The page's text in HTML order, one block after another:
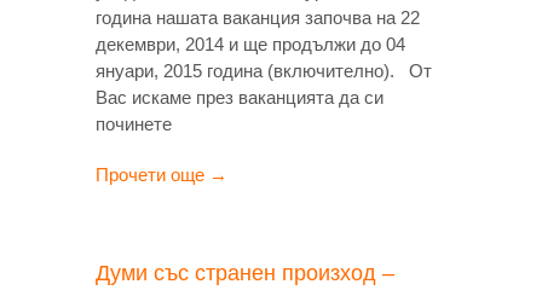
година нашата ваканция започва на 22
декември, 2014 и ще продължи до 04
януари, 2015 година (включително). От
Вас искаме през ваканцията да си
починете
Прочети още →
Думи със странен произход –